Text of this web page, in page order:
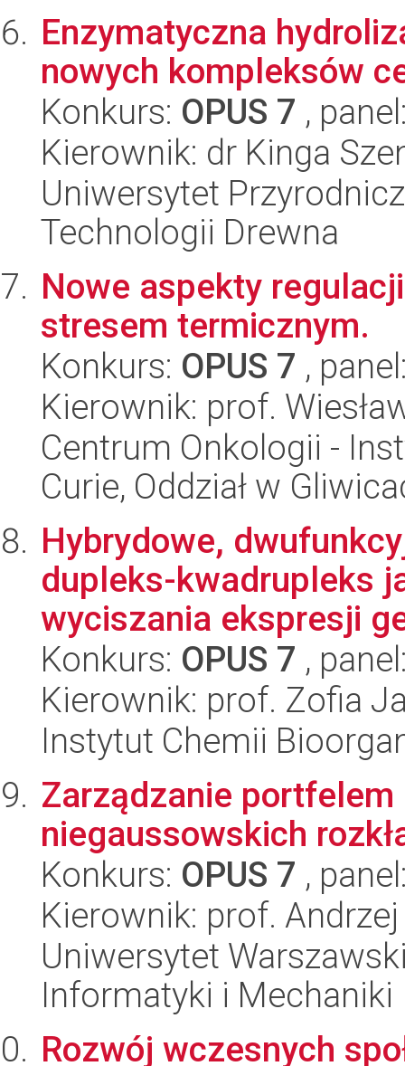
Enzymatyczna
nowych kompleksów
Konkurs: OPUS 7 ,
Kierownik: dr Kinga
Uniwersytet
Technologii Drewna
Nowe aspekty
stresem termicznym.
Konkurs: OPUS 7 ,
Kierownik: prof.
Centrum Onkologii -
Curie, Oddział w
Hybrydowe,
dupleks-kwadrupleks
wyciszania ekspresji
Konkurs: OPUS 7 ,
Kierownik: prof. Zofia
Instytut Chemii
Zarządzanie
niegaussowskich
Konkurs: OPUS 7 ,
Kierownik: prof.
Uniwersytet
Informatyki i Mechaniki
Rozwój wczesnych